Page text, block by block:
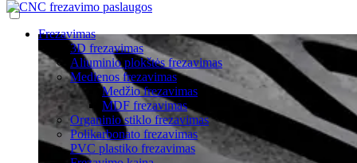
Frezavimas
3D frezavimas
Aliuminio plokštės frezavimas
Medienos frezavimas
Medžio frezavimas
MDF frezavimas
Organinio stiklo frezavimas
Polikarbonato frezavimas
PVC plastiko frezavimas